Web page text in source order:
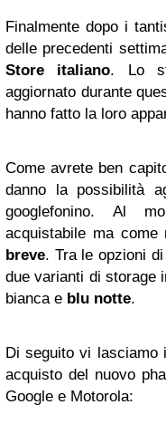
Finalmente dopo i
delle precedenti
Store italiano. Lo
aggiornato durante
hanno fatto la loro
Come avrete ben
danno la possibilità
googlefonino. Al
acquistabile ma
breve. Tra le opzioni
due varianti di storage
bianca e blu notte.
Di seguito vi lasciamo
acquisto del nuovo
Google e Motorola: